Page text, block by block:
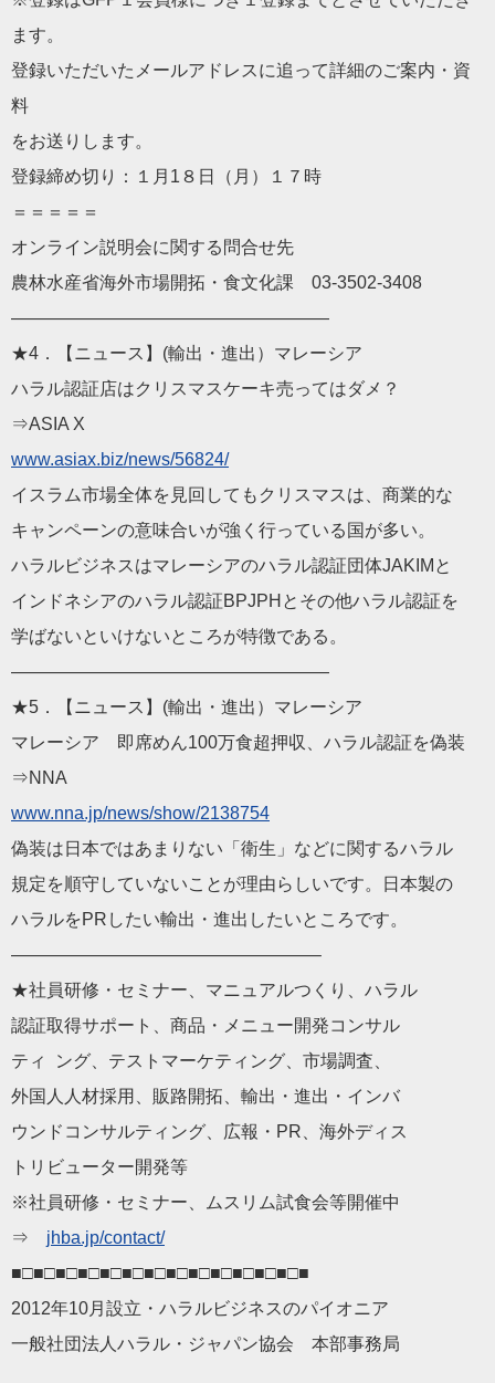
ます。
登録いただいたメールアドレスに追って詳細のご案内・資
料
をお送りします。
登録締め切り：１月1８日（月）１７時
＝＝＝＝＝
オンライン説明会に関する問合せ先
農林水産省海外市場開拓・食文化課 03-3502-3408
——————————————————
★4．【ニュース】(輸出・進出）マレーシア
ハラル認証店はクリスマスケーキ売ってはダメ？
⇒ASIA X
www.asiax.biz/news/56824/
イスラム市場全体を見回してもクリスマスは、商業的な
キャンペーンの意味合いが強く行っている国が多い。
ハラルビジネスはマレーシアのハラル認証団体JAKIMと
インドネシアのハラル認証BPJPHとその他ハラル認証を
学ばないといけないところが特徴である。
——————————————————
★5．【ニュース】(輸出・進出）マレーシア
マレーシア 即席めん100万食超押収、ハラル認証を偽装
⇒NNA
www.nna.jp/news/show/2138754
偽装は日本ではあまりない「衛生」などに関するハラル
規定を順守していないことが理由らしいです。日本製の
ハラルをPRしたい輸出・進出したいところです。
—————————————————–
★社員研修・セミナー、マニュアルつくり、ハラル
認証取得サポート、商品・メニュー開発コンサル
ティ ング、テストマーケティング、市場調査、
外国人人材採用、販路開拓、輸出・進出・インバ
ウンドコンサルティング、広報・PR、海外ディス
トリビューター開発等
※社員研修・セミナー、ムスリム試食会等開催中
⇒ jhba.jp/contact/
■□■□■□■□■□■□■□■□■□■□■□■□■□■
2012年10月設立・ハラルビジネスのパイオニア
一般社団法人ハラル・ジャパン協会 本部事務局